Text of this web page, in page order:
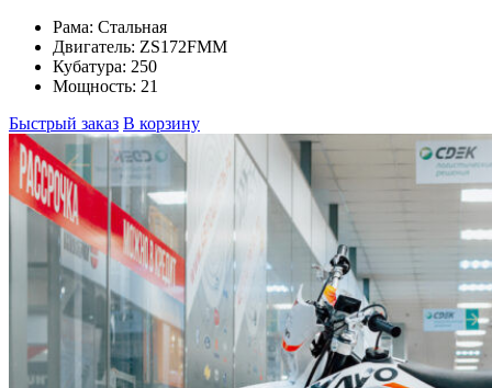
Рама: Стальная
Двигатель: ZS172FMM
Кубатура: 250
Мощность: 21
Быстрый заказ В корзину